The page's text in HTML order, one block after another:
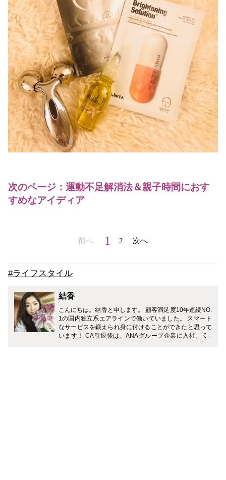
次のページ：運動不足解消法＆親子時間におす
すめなアイディア
前へ 1 2 次へ
#ライフスタイル
結香
こんにちは。結香と申します。 顧客満足度10年連続NO.
1の国内独立系エアラインで働いていました。 スマート
なサービスを鍛えられ身に付けることができたと思って
います！ CA引退後は、ANAグループ企業に入社。 CA